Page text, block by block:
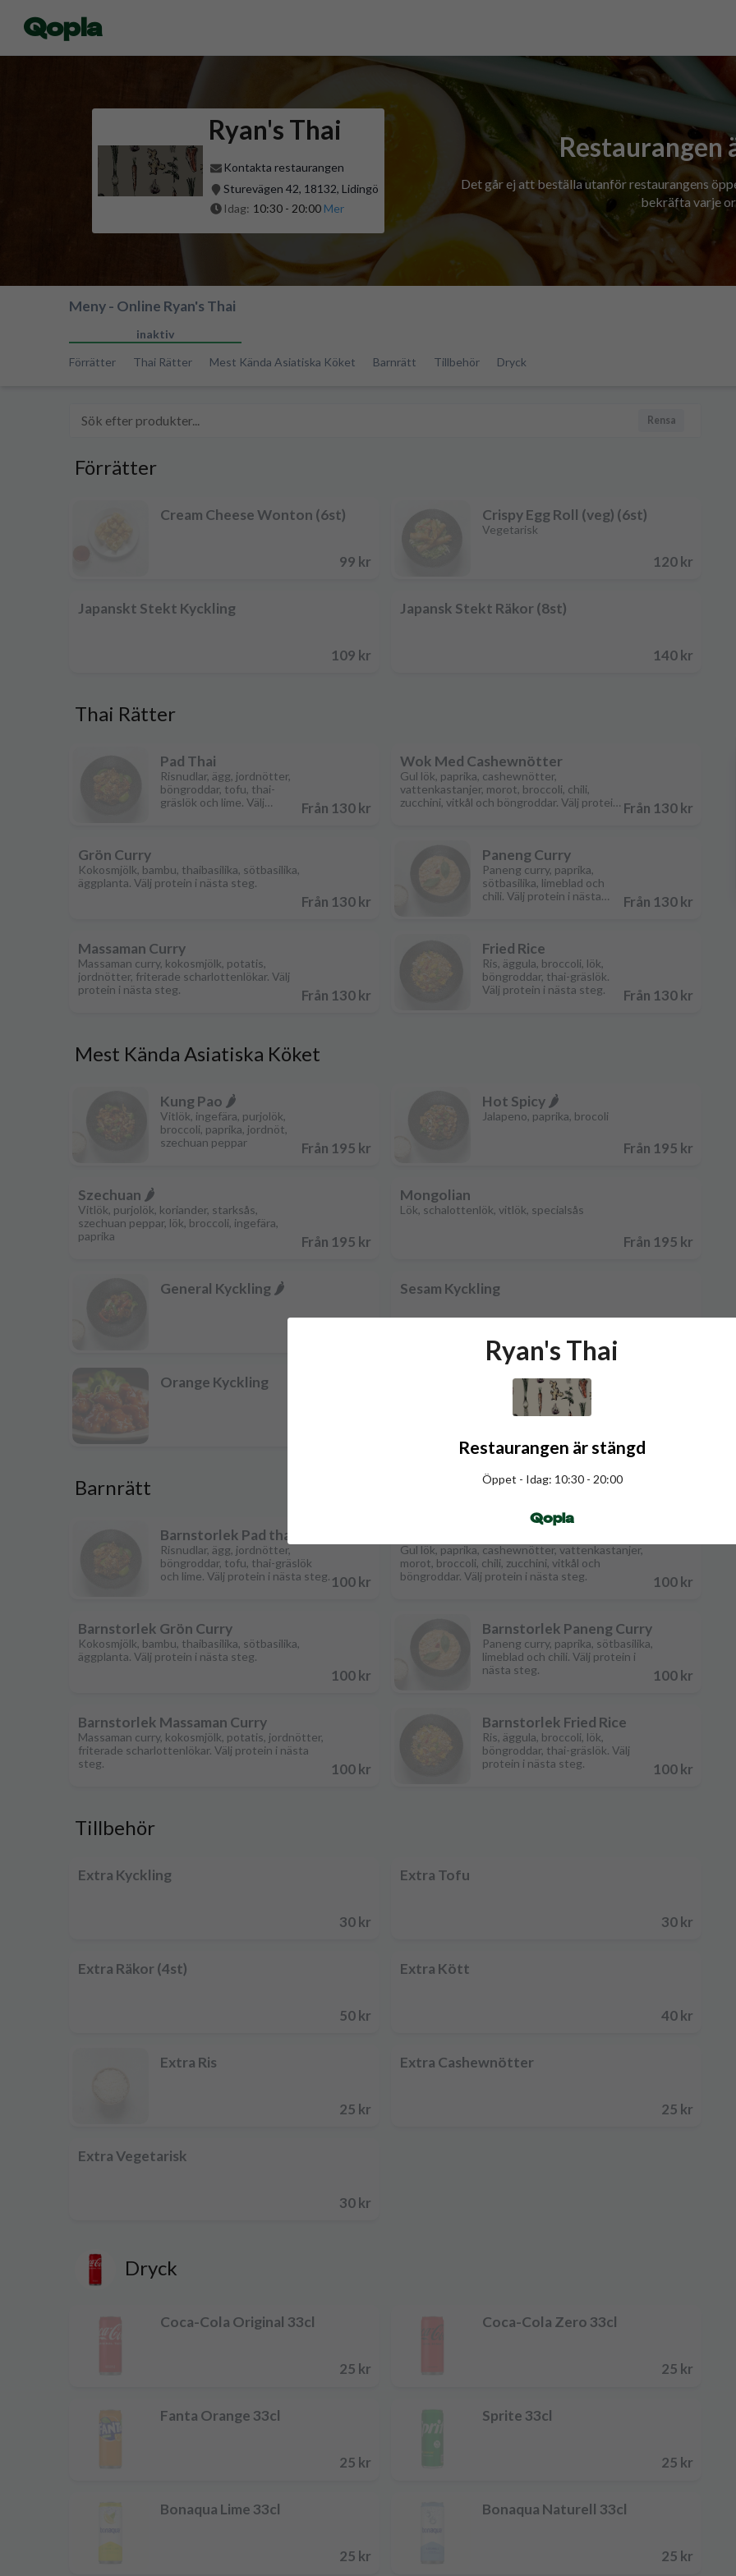
Qopla
Ryan's Thai
Kontakta restaurangen
Sturevägen 42, 18132, Lidingö
Idag: 10:30- 20:00 Mer
Restaurangen
Det går ej att beställa utanför restaurangens
bekräfta varje
Meny - Online Ryan's Thai
inaktiv
Förrätter
Thai Rätter Mest Kända Asiatiska Köket Barnrätt Tillbehör Dryck
Rensa
Förrätter
Cream Cheese Wonton (6st)
99 kr
Crispy Egg Roll (veg) (6st)
Vegetarisk
120 kr
Japanskt Stekt Kyckling
109 kr
Japansk Stekt Räkor (8st)
140 kr
Thai Rätter
Pad Thai
Risnudlar, ägg, jordnötter,
böngroddar, tofu, thai-
gräslök och lime. Välj
Från 130 kr
Wok Med Cashewnötter
Gul lök, paprika, cashewnötter,
vattenkastanjer, morot, broccoli, chili,
zucchini, vitkål och böngroddar. Välj protein Från 130 kr
Grön Curry
Kokosmjölk, bambu, thaibasilika, sötbasilika,
äggplanta. Välj protein i nästa steg.
Från 130 kr
Paneng Curry
Paneng curry, paprika,
sötbasilika, limeblad och
chili. Välj protein i nästa
Från 130 kr
Massaman Curry
Massaman curry, kokosmjölk, potatis,
jordnötter, friterade scharlottenlökar. Välj
protein i nästa steg.
Från 130 kr
Fried Rice
Ris, äggula, broccoli, lök,
böngroddar, thai-gräslök.
Välj protein i nästa steg.
Från 130 kr
Mest Kända Asiatiska Köket
Kung Pao 🌶️
Vitlök, ingefära, purjolök,
broccoli, paprika, jordnöt,
szechuan peppar
Från 195 kr
Hot Spicy 🌶️
Jalapeno, paprika, brocoli
Från 195 kr
Szechuan 🌶️
Vitlök, purjolök, koriander, starksås,
szechuan peppar, lök, broccoli, ingefära,
paprika
Från 195 kr
Mongolian
Lök, schalottenlök, vitlök, specialsås
Från 195 kr
General Kyckling 🌶️ Sesam Kyckling
Orange Kyckling
Barnrätt
Barnstorlek Pad thai
Risnudlar, ägg, jordnötter,
böngroddar, tofu, thai-gräslök
och lime. Välj protein i nästa steg. 100 kr
Gul lök, paprika, cashewnötter, vattenkastanjer,
morot, broccoli, chili, zucchini, vitkål och
böngroddar. Välj protein i nästa steg.
100 kr
Barnstorlek Grön Curry
Kokosmjölk, bambu, thaibasilika, sötbasilika,
äggplanta. Välj protein i nästa steg.
100 kr
Barnstorlek Paneng Curry
Paneng curry, paprika, sötbasilika,
limeblad och chili. Välj protein i
nästa steg.
100 kr
Barnstorlek Massaman Curry
Massaman curry, kokosmjölk, potatis, jordnötter,
friterade scharlottenlökar. Välj protein i nästa
steg.
100 kr
Barnstorlek Fried Rice
Ris, äggula, broccoli, lök,
böngroddar, thai-gräslök. Välj
protein i nästa steg.
100 kr
Tillbehör
Extra Kyckling
30 kr
Extra Tofu
30 kr
Extra Räkor (4st)
50 kr
Extra Kött
40 kr
Extra Ris
25 kr
Extra Cashewnötter
25 kr
Extra Vegetarisk
30 kr
Dryck
Coca-Cola Original 33cl
25 kr
Coca-Cola Zero 33cl
25 kr
Fanta Orange 33cl
25 kr
Sprite 33cl
25 kr
Bonaqua Lime 33cl
25 kr
Bonaqua Naturell 33cl
25 kr
Ryan's Thai
Restaurangen är stängd
Öppet - Idag: 10:30 - 20:00
Qopla